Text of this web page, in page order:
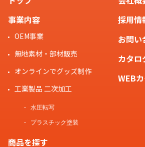
事業内容
OEM事業
無地素材・部材販売
オンラインでグッズ制作
工業製品 二次加工
水圧転写
プラスチック塗装
商品を探す
採用情
お問い
カタロ
WEB